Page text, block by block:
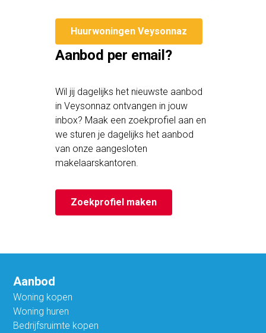
Huurwoningen Veysonnaz
Aanbod per email?
Wil jij dagelijks het nieuwste aanbod
in Veysonnaz ontvangen in jouw
inbox? Maak een zoekprofiel aan en
we sturen je dagelijks het aanbod
van onze aangesloten
makelaarskantoren.
Zoekprofiel maken
Aanbod
Woning kopen
Woning huren
Bedrijfsruimte kopen